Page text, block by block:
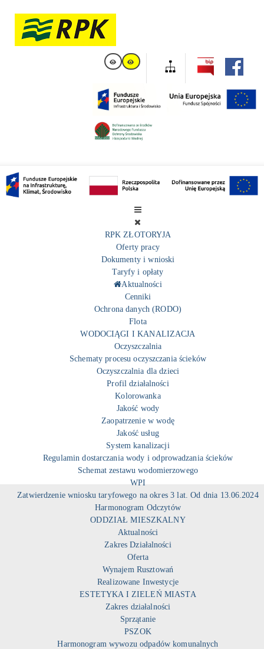
RPK ZŁOTORYJA
Oferty pracy
Dokumenty i wnioski
Taryfy i opłaty
Aktualności
Cenniki
Ochrona danych (RODO)
Flota
WODOCIĄGI I KANALIZACJA
Oczyszczalnia
Schematy procesu oczyszczania ścieków
Oczyszczalnia dla dzieci
Profil działalności
Kolorowanka
Jakość wody
Zaopatrzenie w wodę
Jakość usług
System kanalizacji
Regulamin dostarczania wody i odprowadzania ścieków
Schemat zestawu wodomierzowego
WPI
Zatwierdzenie wniosku taryfowego na okres 3 lat. Od dnia 13.06.2024
Harmonogram Odczytów
ODDZIAŁ MIESZKALNY
Aktualności
Zakres Działalności
Oferta
Wynajem Rusztowań
Realizowane Inwestycje
ESTETYKA I ZIELEŃ MIASTA
Zakres działalności
Sprzątanie
PSZOK
Harmonogram wywozu odpadów komunalnych